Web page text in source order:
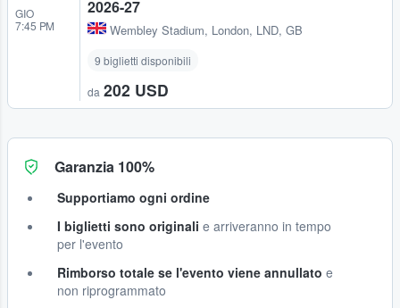
GIO
7:45 PM
2026-27
Wembley Stadium, London, LND, GB
9 biglietti disponibili
da 202 USD
Garanzia 100%
Supportiamo ogni ordine
I biglietti sono originali e arriveranno in tempo
per l'evento
Rimborso totale se l'evento viene annullato e
non riprogrammato